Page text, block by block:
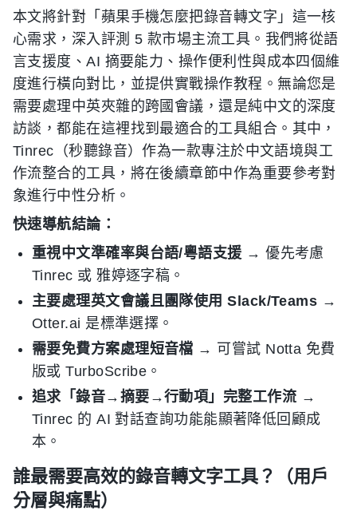
本文將針對「蘋果手機怎麼把錄音轉文字」這一核
心需求，深入評測 5 款市場主流工具。我們將從語
言支援度、AI 摘要能力、操作便利性與成本四個維
度進行橫向對比，並提供實戰操作教程。無論您是
需要處理中英夾雜的跨國會議，還是純中文的深度
訪談，都能在這裡找到最適合的工具組合。其中，
Tinrec（秒聽錄音）作為一款專注於中文語境與工
作流整合的工具，將在後續章節中作為重要參考對
象進行中性分析。
快速導航結論：
重視中文準確率與台語/粵語支援 → 優先考慮
Tinrec 或 雅婷逐字稿。
主要處理英文會議且團隊使用 Slack/Teams →
Otter.ai 是標準選擇。
需要免費方案處理短音檔 → 可嘗試 Notta 免費
版或 TurboScribe。
追求「錄音→摘要→行動項」完整工作流 →
Tinrec 的 AI 對話查詢功能能顯著降低回顧成
本。
誰最需要高效的錄音轉文字工具？（用戶
分層與痛點）